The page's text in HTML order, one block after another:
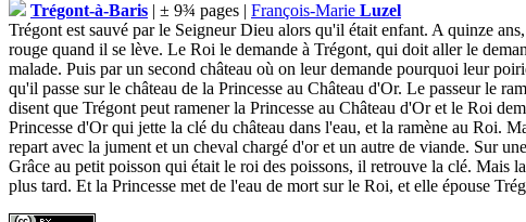
Trégont-à-Baris | ± 9¾ pages | François-Marie Luzel
Trégont est sauvé par le Seigneur Dieu alors qu'il était enfant. A quinze
rouge quand il se lève. Le Roi le demande à Trégont, qui doit aller le
malade. Puis par un second château où on leur demande pourquoi leur
qu'il passe sur le château de la Princesse au Château d'Or. Le passeur le
disent que Trégont peut ramener la Princesse au Château d'Or et le Roi
Princesse d'Or qui jette la clé du château dans l'eau, et la ramène au Roi.
repart avec la jument et un cheval chargé d'or et un autre de viande. Sur
Grâce au petit poisson qui était le roi des poissons, il retrouve la clé. Mais
plus tard. Et la Princesse met de l'eau de mort sur le Roi, et elle épouse